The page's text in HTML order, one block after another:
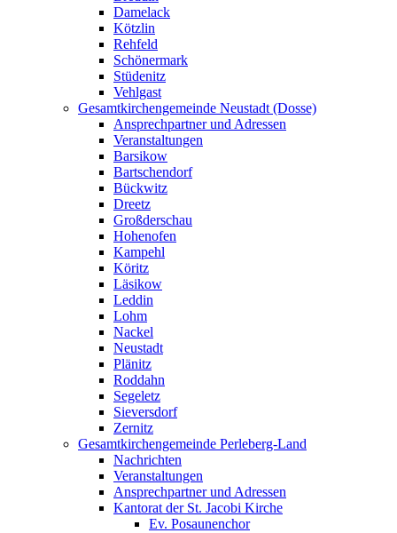
Damelack
Kötzlin
Rehfeld
Schönermark
Stüdenitz
Vehlgast
Gesamtkirchengemeinde Neustadt (Dosse)
Ansprechpartner und Adressen
Veranstaltungen
Barsikow
Bartschendorf
Bückwitz
Dreetz
Großderschau
Hohenofen
Kampehl
Köritz
Läsikow
Leddin
Lohm
Nackel
Neustadt
Plänitz
Roddahn
Segeletz
Sieversdorf
Zernitz
Gesamtkirchengemeinde Perleberg-Land
Nachrichten
Veranstaltungen
Ansprechpartner und Adressen
Kantorat der St. Jacobi Kirche
Ev. Posaunenchor